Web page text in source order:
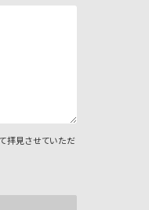
拝見させていただ